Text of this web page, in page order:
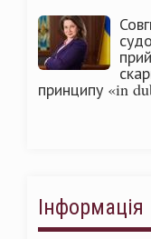
принципу «in
Інформація